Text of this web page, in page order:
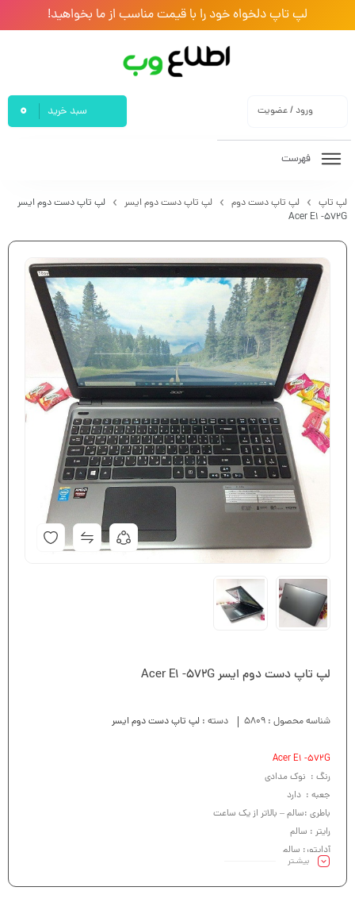
لپ تاپ دلخواه خود را با قیمت مناسب از ما بخواهید!
ورود / عضویت سبد خرید 0
فهرست
لپ تاپ لپ تاپ دست دوم لپ تاپ دست دوم ایسر
لپ تاپ دست دوم ایسر
Acer E1 -572G
لپ تاپ دست دوم ایسر Acer E1 -572G
شناسه محصول : 5809 دسته : لپ تاپ دست دوم ایسر
Acer E1 -572G
رنگ : نوک مدادی
جعبه : دارد
باطری :سالم – بالاتر از یک ساعت
رایتر : سالم
آداپتور: سالم
کیبرد :سالم
بیشـتر